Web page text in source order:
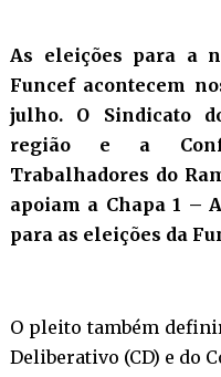
As eleições para a
Funcef acontecem
julho. O Sindicato
região e a
Trabalhadores do
apoiam a Chapa 1 –
para as eleições da
O pleito também
Deliberativo (CD) e do